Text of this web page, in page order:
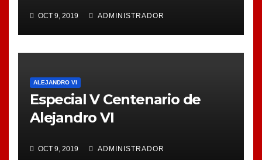
OCT 9, 2019 ADMINISTRADOR
ALEJANDRO VI
Especial V Centenario de
Alejandro VI
OCT 9, 2019 ADMINISTRADOR